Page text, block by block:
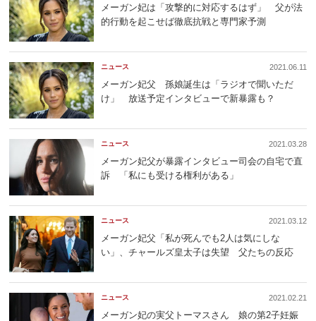
メーガン妃は「攻撃的に対応するはず」 父が法
的行動を起こせば徹底抗戦と専門家予測
ニュース 2021.06.11
メーガン妃父 孫娘誕生は「ラジオで聞いただ
け」 放送予定インタビューで新暴露も？
ニュース 2021.03.28
メーガン妃父が暴露インタビュー司会の自宅で直
訴 「私にも受ける権利がある」
ニュース 2021.03.12
メーガン妃父「私が死んでも2人は気にしな
い」、チャールズ皇太子は失望 父たちの反応
ニュース 2021.02.21
メーガン妃の実父トーマスさん 娘の第2子妊娠